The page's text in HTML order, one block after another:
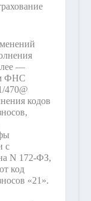
—
ФНС
470@
кодов
с
N 172-ФЗ,
код
«21».